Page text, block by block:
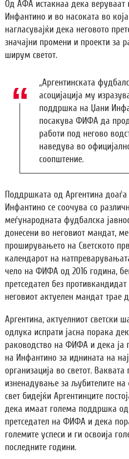
Од АФА истакнаа дека веруваат
Инфантино и во насоката во
нагласувајќи дека неговото
значајни промени и проекти за
ширум светот.
„Аргентинската
асоцијација му
поддршка на Џани
посакува ФИФА да
работи под негово
наведува во
соопштение.
Поддршката од Аргентина
Инфантино се соочува со
меѓународната фудбалска
донесени во неговиот мандат,
проширувањето на Светското
календарот на
чело на ФИФА од 2016 година,
претседател без
неговиот актуелен мандат трае
Аргентина, актуелниот светски
одлука испрати јасна порака
раководство на ФИФА и дека ја
на Инфантино за иднината на
организација во светот.
изненадување за љубителите
свет бидејќи Аргентинците
дека имаат голема поддршка од
претседател на ФИФА и дека
големите успеси и ги освоија
последните години.